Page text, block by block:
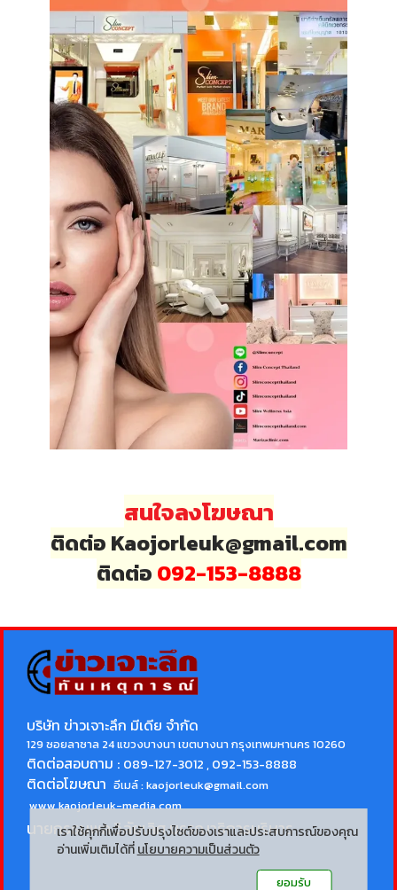
สนใจลงโฆษณา
ติดต่อ Kaojorleuk@gmail.com
ติดต่อ 092-153-8888
บริษัท ข่าวเจาะลึก มีเดีย จำกัด
129 ซอยลาซาล 24 แขวงบางนา เขตบางนา กรุงเทพมหานคร 10260
ติดต่อสอบถาม : 089-127-3012 , 092-153-8888
ติดต่อโฆษณา อีเมล์ :kaojorleuk@gmail.com
www.kaojorleuk-media.com
นายกรธนพล วิลัยเลิศบรรณาธิการบริหาร
เราใช้คุกกี้เพื่อปรับปรุงไซต์ของเราและประสบการณ์ของคุณ
อ่านเพิ่มเติมได้ที่ นโยบายความเป็นส่วนตัว
ยอมรับ